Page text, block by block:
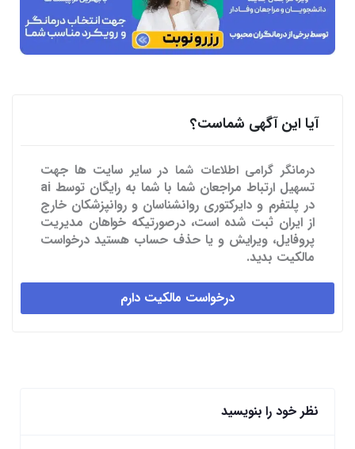
آیا این آگهی شماست؟
درمانگر گرامی اطلاعات شما در سایر سایت ها جهت
تسهیل ارتباط مراجعان شما با شما به رایگان توسط ai
در پلتفرم و دایرکتوری روانشناسان و روانپزشکان خارج
از ایران ثبت شده است، درصورتیکه خواهان مدیریت
پروفایل، ویرایش و یا حذف حساب هستید درخواست
مالکیت بدید.
درخواست مالکیت دارم
نظر خود را بنویسید